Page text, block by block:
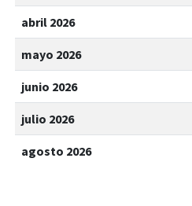
abril 2026
mayo 2026
junio 2026
julio 2026
agosto 2026